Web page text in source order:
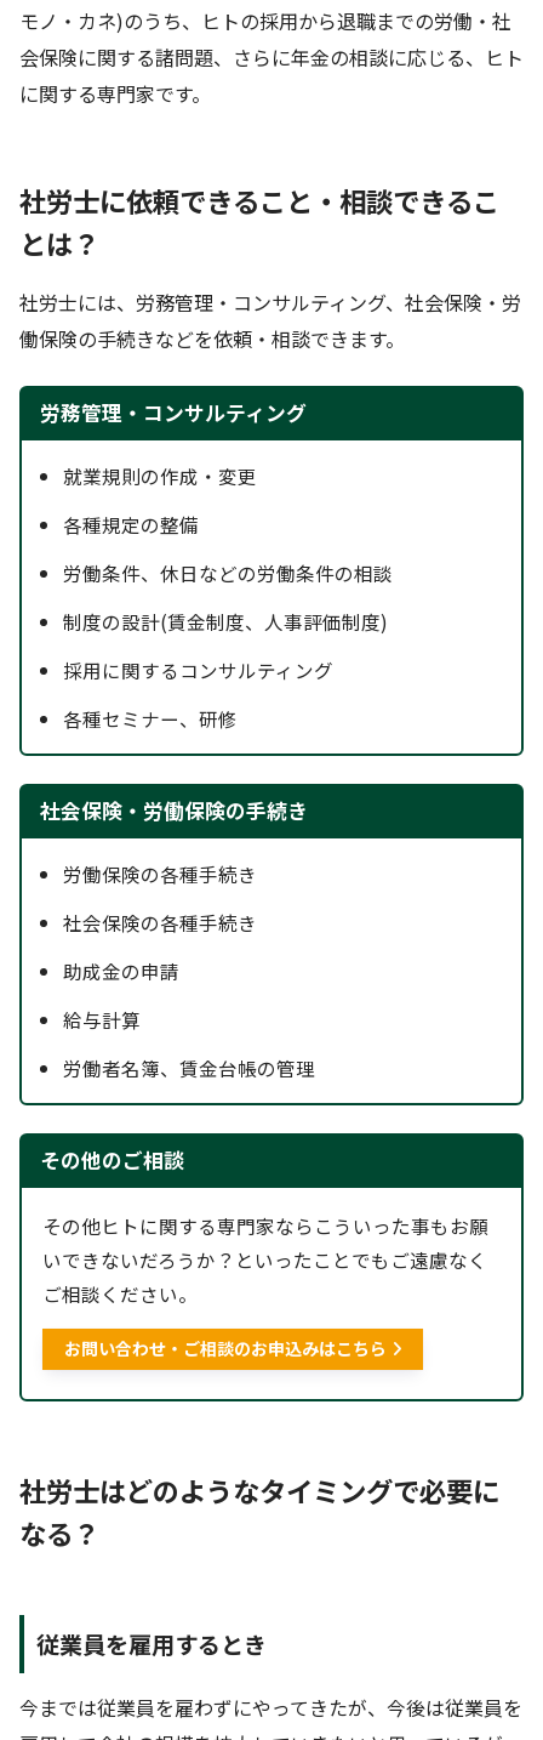
モノ・カネ)のうち、ヒトの採用から退職までの労働・社
会保険に関する諸問題、さらに年金の相談に応じる、ヒト
に関する専門家です。
社労士に依頼できること・相談できるこ
とは？
社労士には、労務管理・コンサルティング、社会保険・労
働保険の手続きなどを依頼・相談できます。
労務管理・コンサルティング
就業規則の作成・変更
各種規定の整備
労働条件、休日などの労働条件の相談
制度の設計(賃金制度、人事評価制度)
採用に関するコンサルティング
各種セミナー、研修
社会保険・労働保険の手続き
労働保険の各種手続き
社会保険の各種手続き
助成金の申請
給与計算
労働者名簿、賃金台帳の管理
その他のご相談
その他ヒトに関する専門家ならこういった事もお願
いできないだろうか？といったことでもご遠慮なく
ご相談ください。
お問い合わせ・ご相談のお申込みはこちら
社労士はどのようなタイミングで必要に
なる？
従業員を雇用するとき
今までは従業員を雇わずにやってきたが、今後は従業員を